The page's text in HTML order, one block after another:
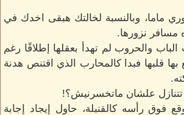
ماما، وبالنسبة لخالتك هبقى اخدك في
مسافر نزورها.
والحروب لم تهدأ بعقلها إطلاقًا رغم
بها قلبها فبدا كالمحارب الذي اقتنص هدنة
علشان ماتخسرنيش؟!
فوق رأسه كالقنبلة، حاول إيجاد إجابة